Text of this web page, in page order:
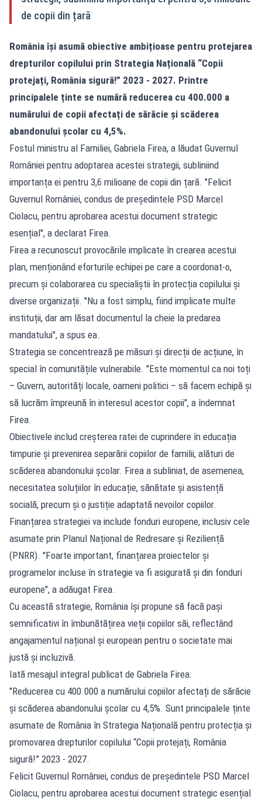
de copii din țară
România își asumă obiective ambițioase pentru protejarea
drepturilor copilului prin Strategia Națională “Copii
protejați, România sigură!” 2023 - 2027. Printre
principalele ținte se numără reducerea cu 400.000 a
numărului de copii afectați de sărăcie și scăderea
abandonului școlar cu 4,5%.
Fostul ministru al Familiei, Gabriela Firea, a lăudat Guvernul
României pentru adoptarea acestei strategii, subliniind
importanța ei pentru 3,6 milioane de copii din țară. "Felicit
Guvernul României, condus de președintele PSD Marcel
Ciolacu, pentru aprobarea acestui document strategic
esențial", a declarat Firea.
Firea a recunoscut provocările implicate în crearea acestui
plan, menționând eforturile echipei pe care a coordonat-o,
precum și colaborarea cu specialiștii în protecția copilului și
diverse organizații. "Nu a fost simplu, fiind implicate multe
instituții, dar am lăsat documentul la cheie la predarea
mandatului", a spus ea.
Strategia se concentrează pe măsuri și direcții de acțiune, în
special în comunitățile vulnerabile. "Este momentul ca noi toți
– Guvern, autorități locale, oameni politici – să facem echipă și
să lucrăm împreună în interesul acestor copii", a îndemnat
Firea.
Obiectivele includ creșterea ratei de cuprindere în educația
timpurie și prevenirea separării copiilor de familii, alături de
scăderea abandonului școlar. Firea a subliniat, de asemenea,
necesitatea soluțiilor în educație, sănătate și asistență
socială, precum și o justiție adaptată nevoilor copiilor.
Finanțarea strategiei va include fonduri europene, inclusiv cele
asumate prin Planul Național de Redresare și Reziliență
(PNRR). "Foarte important, finanțarea proiectelor și
programelor incluse în strategie va fi asigurată și din fonduri
europene", a adăugat Firea.
Cu această strategie, România își propune să facă pași
semnificativi în îmbunătățirea vieții copiilor săi, reflectând
angajamentul național și european pentru o societate mai
justă și incluzivă.
Iată mesajul integral publicat de Gabriela Firea:
"Reducerea cu 400.000 a numărului copiilor afectați de sărăcie
și scăderea abandonului școlar cu 4,5%. Sunt principalele ținte
asumate de România în Strategia Națională pentru protecția și
promovarea drepturilor copilului “Copii protejați, România
sigură!” 2023 - 2027.
Felicit Guvernul României, condus de președintele PSD Marcel
Ciolacu, pentru aprobarea acestui document strategic esențial